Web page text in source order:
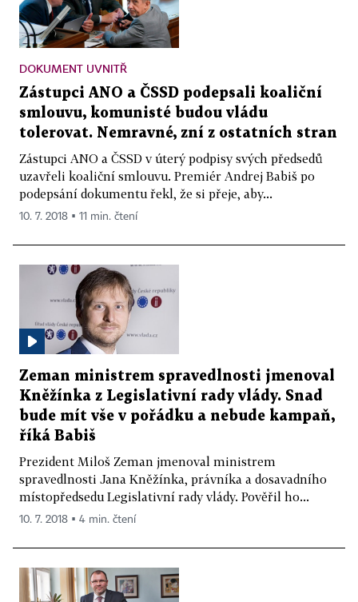
DOKUMENT UVNITŘ
Zástupci ANO a ČSSD podepsali koaliční
smlouvu, komunisté budou vládu
tolerovat. Nemravné, zní z ostatních stran
Zástupci ANO a ČSSD v úterý podpisy svých předsedů
uzavřeli koaliční smlouvu. Premiér Andrej Babiš po
podepsání dokumentu řekl, že si přeje, aby...
10. 7. 2018 ▪ 11 min. čtení
Zeman ministrem spravedlnosti jmenoval
Kněžínka z Legislativní rady vlády. Snad
bude mít vše v pořádku a nebude kampaň,
říká Babiš
Prezident Miloš Zeman jmenoval ministrem
spravedlnosti Jana Kněžínka, právníka a dosavadního
místopředsedu Legislativní rady vlády. Pověřil ho...
10. 7. 2018 ▪ 4 min. čtení